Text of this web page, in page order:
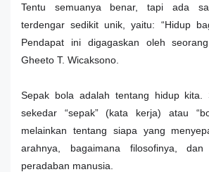
Tentu semuanya benar, tapi ada
terdengar sedikit unik, yaitu: “Hidup
Pendapat ini digagaskan oleh
Gheeto T. Wicaksono.
Sepak bola adalah tentang hidup kita.
sekedar “sepak” (kata kerja) atau
melainkan tentang siapa yang
arahnya, bagaimana filosofinya,
peradaban manusia.